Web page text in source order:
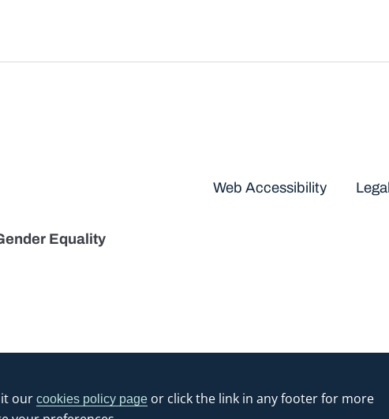
ourcookies policy page or click the link in any footer for more
Equality
Web Accessibility